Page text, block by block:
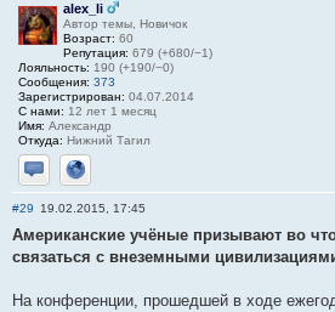
alex_li
Автор темы, Новичок
Возраст: 60
Репутация: 679 (+680/−1)
Лояльность: 190 (+190/−0)
Сообщения: 373
Зарегистрирован: 04.07.2014
С нами: 12 лет 1 месяц
Имя: Александр
Откуда: Нижний Тагил
Отправить личное сообщение
Сайт
#29 19.02.2015, 17:45
Американские учёные призывают во
связаться с внеземными
На конференции, прошедшей в ходе